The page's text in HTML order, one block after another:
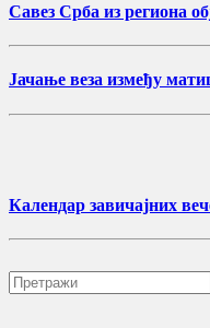
Савез Срба из региона
Јачање веза између
Календар завичајних